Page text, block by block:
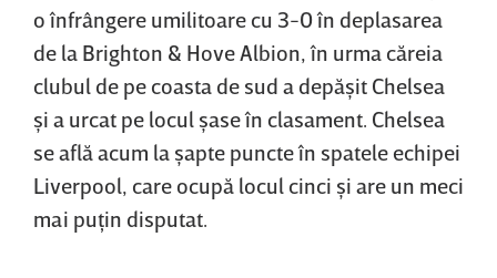
o înfrângere umilitoare cu 3-0 în deplasarea
de la Brighton & Hove Albion, în urma căreia
clubul de pe coasta de sud a depăşit Chelsea
şi a urcat pe locul şase în clasament. Chelsea
se află acum la şapte puncte în spatele echipei
Liverpool, care ocupă locul cinci şi are un meci
mai puţin disputat.